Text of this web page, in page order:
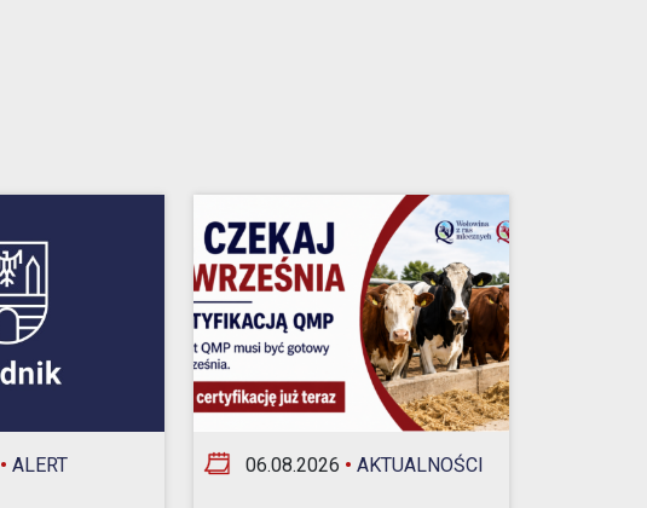
• ALERT 06.08.2026 • AKTUALNOŚCI